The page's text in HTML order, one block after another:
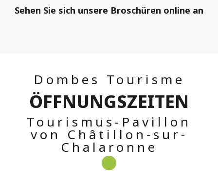
Sehen Sie sich unsere Broschüren online an
Dombes Tourisme
ÖFFNUNGSZEITEN
Tourismus-Pavillon
von Châtillon-sur-
Chalaronne